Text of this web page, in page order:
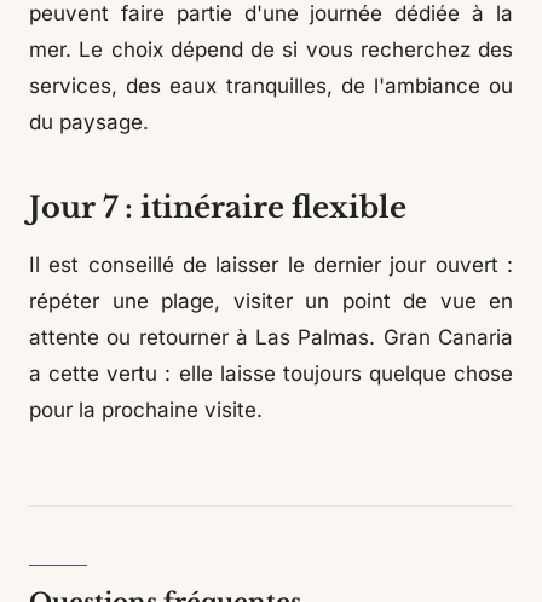
peuvent faire partie d'une journée dédiée à la
mer. Le choix dépend de si vous recherchez des
services, des eaux tranquilles, de l'ambiance ou
du paysage.
Jour 7 : itinéraire flexible
Il est conseillé de laisser le dernier jour ouvert :
répéter une plage, visiter un point de vue en
attente ou retourner à Las Palmas. Gran Canaria
a cette vertu : elle laisse toujours quelque chose
pour la prochaine visite.